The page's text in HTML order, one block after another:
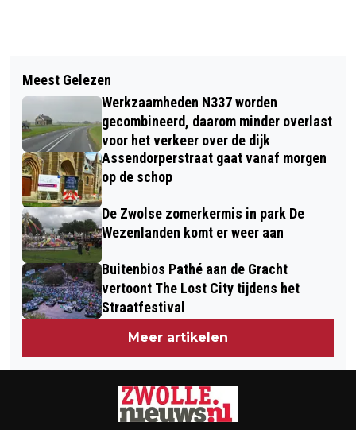
ONDERZOEK NAAR NEPAGENTEN IN
ONDER MEER ZWOLLE EN HEINO LEIDT
TOT AANHOUDING VAN 20-JARIGE
MAN IN SPANJE
ZONNEPANELEN VOORAL BIJ RIJKERE
HUISHOUDENS EN PROFITEREN HET
MEEST VAN DUURZAME TECHNOLOGIE
Meest Gelezen
Werkzaamheden N337 worden
gecombineerd, daarom minder overlast
voor het verkeer over de dijk
Assendorperstraat gaat vanaf morgen
op de schop
De Zwolse zomerkermis in park De
Wezenlanden komt er weer aan
Buitenbios Pathé aan de Gracht
vertoont The Lost City tijdens het
Straatfestival
Meer artikelen